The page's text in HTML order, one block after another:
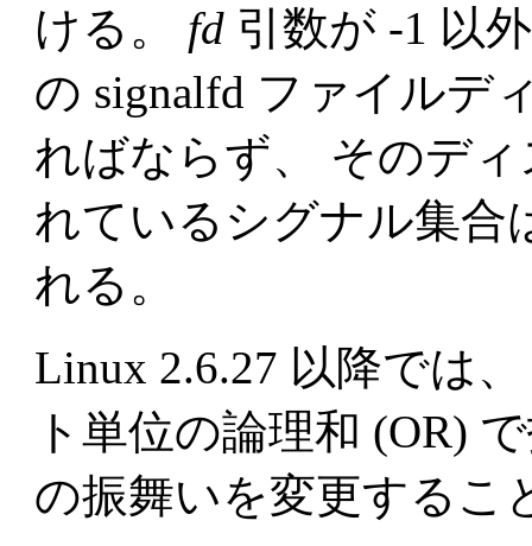
ける。 fd 引数が -1 以
の signalfd ファイルデ
ればならず、 そのデ
れているシグナル集合
れる。
Linux 2.6.27 以降では
ト単位の論理和 (OR)
の振舞いを変更するこ